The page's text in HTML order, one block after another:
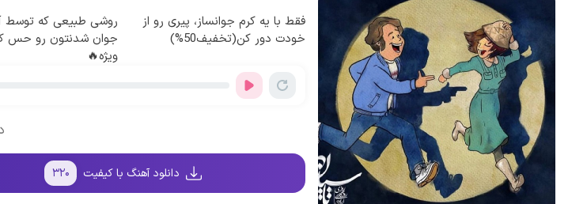
فقط با یه کرم جوانساز، پیری رو از
خودت دور کن(تخفیف50%)
روشی طبیعی که توسط
جوان شدنتون رو حس
ویژه🔥
دانلود آهنگ با کیفیت ۳۲۰